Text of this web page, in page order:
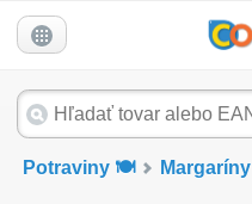
Potraviny 🍽️ Margaríny